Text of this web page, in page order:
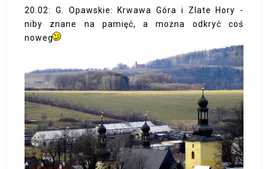
20.02: G. Opawskie: Krwawa Góra i Zlate Hory -
niby znane na pamięć, a można odkryć coś
nowego